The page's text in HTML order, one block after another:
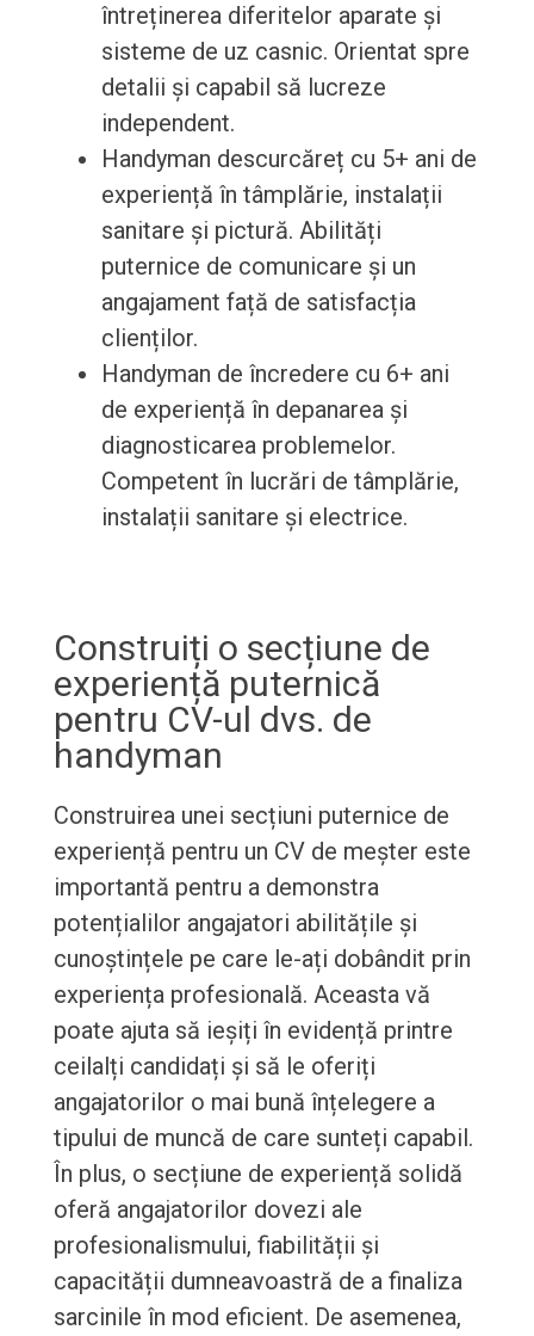
întreținerea diferitelor aparate și
sisteme de uz casnic. Orientat spre
detalii și capabil să lucreze
independent.
Handyman descurcăreț cu 5+ ani de
experiență în tâmplărie, instalații
sanitare și pictură. Abilități
puternice de comunicare și un
angajament față de satisfacția
clienților.
Handyman de încredere cu 6+ ani
de experiență în depanarea și
diagnosticarea problemelor.
Competent în lucrări de tâmplărie,
instalații sanitare și electrice.
Construiți o secțiune de
experiență puternică
pentru CV-ul dvs. de
handyman
Construirea unei secțiuni puternice de
experiență pentru un CV de meșter este
importantă pentru a demonstra
potențialilor angajatori abilitățile și
cunoștințele pe care le-ați dobândit prin
experiența profesională. Aceasta vă
poate ajuta să ieșiți în evidență printre
ceilalți candidați și să le oferiți
angajatorilor o mai bună înțelegere a
tipului de muncă de care sunteți capabil.
În plus, o secțiune de experiență solidă
oferă angajatorilor dovezi ale
profesionalismului, fiabilității și
capacității dumneavoastră de a finaliza
sarcinile în mod eficient. De asemenea,